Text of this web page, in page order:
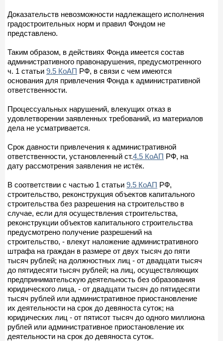
Доказательств невозможности надлежащего исполнения
градостроительных норм и правил Фондом не
представлено.
Таким образом, в действиях Фонда имеется состав
административного правонарушения, предусмотренного
ч. 1 статьи 9.5 КоАП РФ, в связи с чем имеются
основания для привлечения Фонда к административной
ответственности.
Процессуальных нарушений, влекущих отказ в
удовлетворении заявленных требований, из материалов
дела не усматривается.
Срок давности привлечения к административной
ответственности, установленный ст.4.5 КоАП РФ, на
дату рассмотрения заявления не истёк.
В соответствии с частью 1 статьи 9.5 КоАП РФ,
строительство, реконструкция объектов капитального
строительства без разрешения на строительство в
случае, если для осуществления строительства,
реконструкции объектов капитального строительства
предусмотрено получение разрешений на
строительство, - влекут наложение административного
штрафа на граждан в размере от двух тысяч до пяти
тысяч рублей; на должностных лиц - от двадцати тысяч
до пятидесяти тысяч рублей; на лиц, осуществляющих
предпринимательскую деятельность без образования
юридического лица, - от двадцати тысяч до пятидесяти
тысяч рублей или административное приостановление
их деятельности на срок до девяноста суток; на
юридических лиц - от пятисот тысяч до одного миллиона
рублей или административное приостановление их
деятельности на срок до девяноста суток.